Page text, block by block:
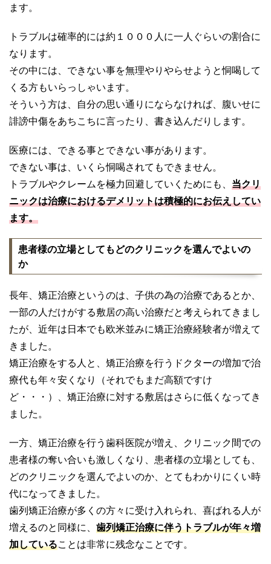
ます。
トラブルは確率的には約１０００人に一人ぐらいの割合に
なります。
その中には、できない事を無理やりやらせようと恫喝して
くる方もいらっしゃいます。
そういう方は、自分の思い通りにならなければ、腹いせに
誹謗中傷をあちこちに言ったり、書き込んだりします。
医療には、できる事とできない事があります。
できない事は、いくら恫喝されてもできません。
トラブルやクレームを極力回避していくためにも、 当クリ
ニックは治療におけるデメリットは積極的にお伝えしてい
ます。
患者様の立場としてもどのクリニックを選んでよいの
か
長年、矯正治療というのは、子供の為の治療であるとか、
一部の人だけがする敷居の高い治療だと考えられてきまし
たが、近年は日本でも欧米並みに矯正治療経験者が増えて
きました。
矯正治療をする人と、矯正治療を行うドクターの増加で治
療代も年々安くなり（それでもまだ高額ですけ
ど・・・）、矯正治療に対する敷居はさらに低くなってき
ました。
一方、矯正治療を行う歯科医院が増え、クリニック間での
患者様の奪い合いも激しくなり、患者様の立場としても、
どのクリニックを選んでよいのか、とてもわかりにくい時
代になってきました。
歯列矯正治療が多くの方々に受け入れられ、喜ばれる人が
増えるのと同様に、 歯列矯正治療に伴うトラブルが年々増
加していることは非常に残念なことです。